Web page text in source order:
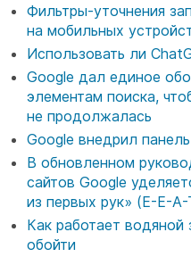
Фильтры-уточнения
на мобильных
Использовать ли
Google дал единое
элементам поиска,
не продолжалась
Google внедрил
В обновленном
сайтов Google
из первых рук» (E-E-A-
Как работает
обойти